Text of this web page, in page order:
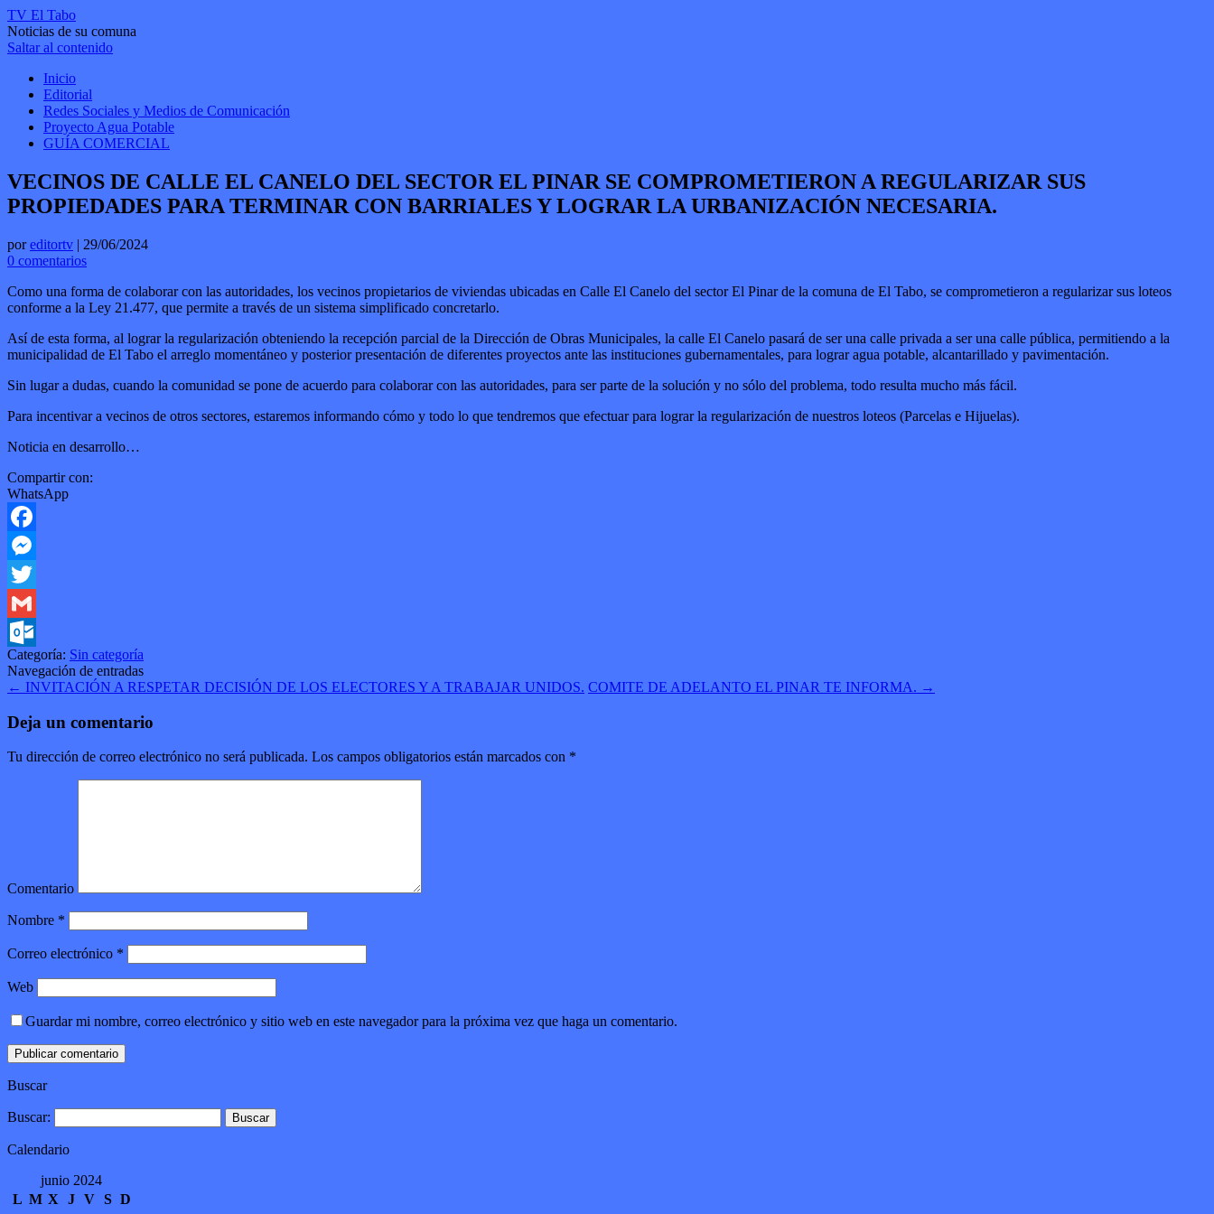
TV El Tabo
Noticias de su comuna
Saltar al contenido
Inicio
Editorial
Redes Sociales y Medios de Comunicación
Proyecto Agua Potable
GUÍA COMERCIAL
VECINOS DE CALLE EL CANELO DEL SECTOR EL PINAR SE COMPROMETIERON A REGULARIZAR SUS
PROPIEDADES PARA TERMINAR CON BARRIALES Y LOGRAR LA URBANIZACIÓN NECESARIA.
poreditortv | 29/06/2024
0 comentarios
Como una forma de colaborar con las autoridades, los vecinos propietarios de viviendas ubicadas en Calle El Canelo del sector El Pinar de la comuna de El Tabo, se comprometieron a regularizar sus loteos
conforme a la Ley 21.477, que permite a través de un sistema simplificado concretarlo.
Así de esta forma, al lograr la regularización obteniendo la recepción parcial de la Dirección de Obras Municipales, la calle El Canelo pasará de ser una calle privada a ser una calle pública, permitiendo a la
municipalidad de El Tabo el arreglo momentáneo y posterior presentación de diferentes proyectos ante las instituciones gubernamentales, para lograr agua potable, alcantarillado y pavimentación.
Sin lugar a dudas, cuando la comunidad se pone de acuerdo para colaborar con las autoridades, para ser parte de la solución y no sólo del problema, todo resulta mucho más fácil.
Para incentivar a vecinos de otros sectores, estaremos informando cómo y todo lo que tendremos que efectuar para lograr la regularización de nuestros loteos (Parcelas e Hijuelas).
Noticia en desarrollo…
Compartir con:
WhatsApp
Facebook
Messenger
Twitter
Gmail
Outlook.com
Categoría: Sin categoría
Navegación de entradas
← INVITACIÓN A RESPETAR DECISIÓN DE LOS ELECTORES Y A TRABAJAR UNIDOS. COMITE DE ADELANTO EL PINAR TE INFORMA. →
Deja un comentario
Tu dirección de correo electrónico no será publicada. Los campos obligatorios están marcados con *
Comentario
Nombre *
Correo electrónico *
Web
Guardar mi nombre, correo electrónico y sitio web en este navegador para la próxima vez que haga un comentario.
Buscar
Buscar:
Calendario
junio 2024
L M X J V S D